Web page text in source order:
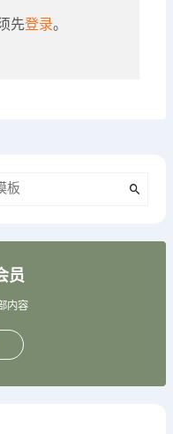
先登录。
员
内容